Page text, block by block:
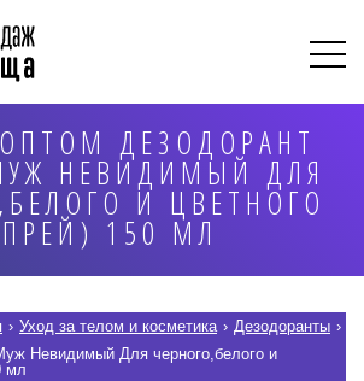
ДЕЗОДОРАНТ
НЕВИДИМЫЙ ДЛЯ
И ЦВЕТНОГО
150 МЛ
› Уход за телом и косметика › Дезодоранты ›
Невидимый Для черного,белого и
мл